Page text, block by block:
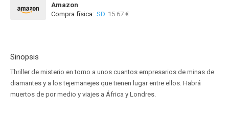
Amazon
Compra física: SD 15.67 €
Sinopsis
Thriller de misterio en torno a unos cuantos empresarios de minas de
diamantes y a los tejemanejes que tienen lugar entre ellos. Habrá
muertos de por medio y viajes a África y Londres.